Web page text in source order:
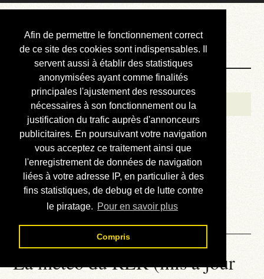
Afin de permettre le fonctionnement correct
de ce site des cookies sont indispensables. Il
servent aussi à établir des statistiques
anonymisées ayant comme finalités
principales l'ajustement des ressources
nécessaires à son fonctionnement ou la
justification du trafic auprès d'annonceurs
publicitaires. En poursuivant votre navigation
vous acceptez ce traitement ainsi que
l'enregistrement de données de navigation
liées à votre adresse IP, en particulier à des
fins statistiques, de debug et de lutte contre
le piratage. Pour en savoir plus
Compris
Courbis, « LE »
Blog Officiel
Bienvenue
Réalisations
Divers (et d’été)
Annonces
Liens externes
Téléchargement
Contact
La météo du RER (mis à jour